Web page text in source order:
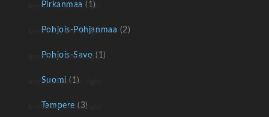
Pirkanmaa (1)
Pohjois-Pohjanmaa (2)
Pohjois-Savo (1)
Suomi (1)
Tampere (3)